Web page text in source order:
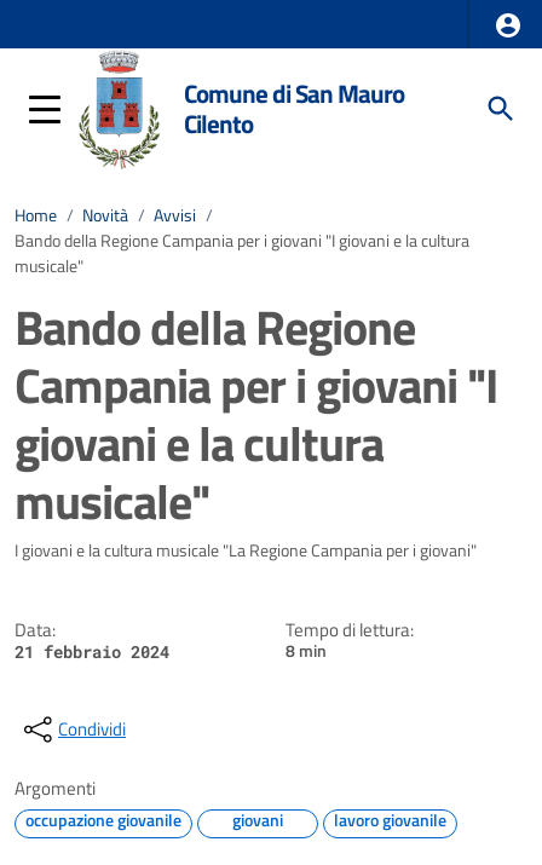
Comune di San Mauro
Cilento
Home / Novità / Avvisi /
Bando della Regione Campania per i giovani "I giovani e la cultura
musicale"
Bando della Regione
Campania per i giovani "I
giovani e la cultura
musicale"
Dettagli della notizia
I giovani e la cultura musicale "La Regione Campania per i giovani"
Data:
21 febbraio 2024
Tempo di lettura:
8 min
Condividi
Argomenti
occupazione giovanile giovani lavoro giovanile